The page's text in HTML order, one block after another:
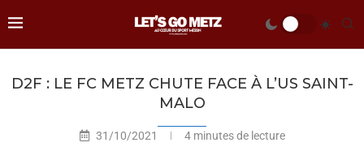
D2F : LE FC METZ CHUTE FACE À L’US SAINT-
MALO
31/10/2021 4 minutes de lecture